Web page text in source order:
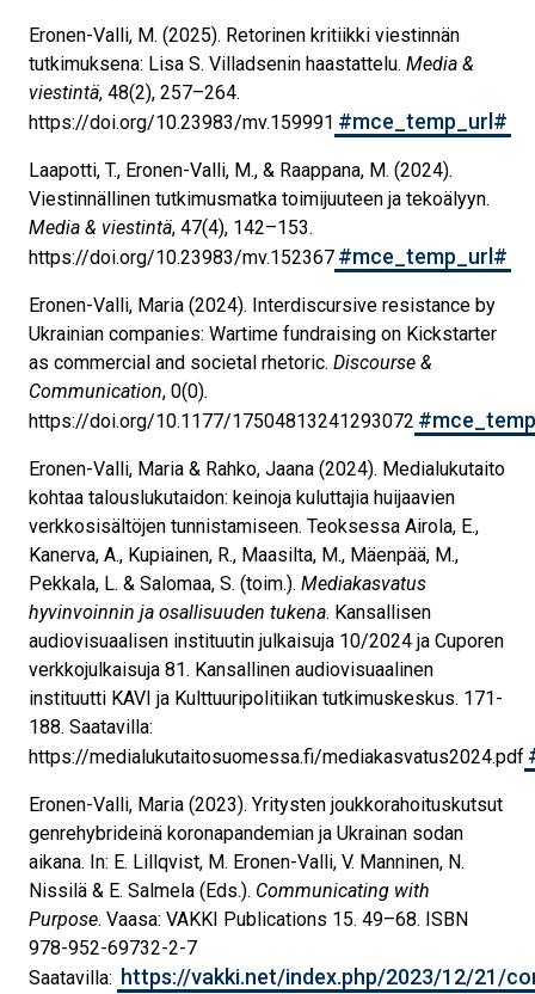
Eronen-Valli, M. (2025). Retorinen kritiikki viestinnän
tutkimuksena: Lisa S. Villadsenin haastattelu. Media &
viestintä, 48(2), 257–264.
https://doi.org/10.23983/mv.159991 #mce_temp_url#
Laapotti, T., Eronen-Valli, M., & Raappana, M. (2024).
Viestinnällinen tutkimusmatka toimijuuteen ja tekoälyyn.
Media & viestintä, 47(4), 142–153.
https://doi.org/10.23983/mv.152367 #mce_temp_url#
Eronen-Valli, Maria (2024). Interdiscursive resistance by
Ukrainian companies: Wartime fundraising on Kickstarter
as commercial and societal rhetoric. Discourse &
Communication, 0(0).
https://doi.org/10.1177/17504813241293072
Eronen-Valli, Maria & Rahko, Jaana (2024). Medialukutaito
kohtaa talouslukutaidon: keinoja kuluttajia huijaavien
verkkosisältöjen tunnistamiseen. Teoksessa Airola, E.,
Kanerva, A., Kupiainen, R., Maasilta, M., Mäenpää, M.,
Pekkala, L. & Salomaa, S. (toim.). Mediakasvatus
hyvinvoinnin ja osallisuuden tukena. Kansallisen
audiovisuaalisen instituutin julkaisuja 10/2024 ja Cuporen
verkkojulkaisuja 81. Kansallinen audiovisuaalinen
instituutti KAVI ja Kulttuuripolitiikan tutkimuskeskus. 171-
188. Saatavilla:
https://medialukutaitosuomessa.fi/mediakasvatus2024.pdf
Eronen-Valli, Maria (2023). Yritysten joukkorahoituskutsut
genrehybrideinä koronapandemian ja Ukrainan sodan
aikana. In: E. Lillqvist, M. Eronen-Valli, V. Manninen, N.
Nissilä & E. Salmela (Eds.). Communicating with
Purpose. Vaasa: VAKKI Publications 15. 49–68. ISBN
978-952-69732-2-7
Saatavilla: https://vakki.net/index.php/2023/12/21/